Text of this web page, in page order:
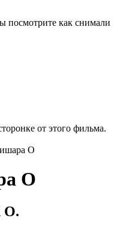
посмотрите как снимали
от этого фильма.
О
О
O.